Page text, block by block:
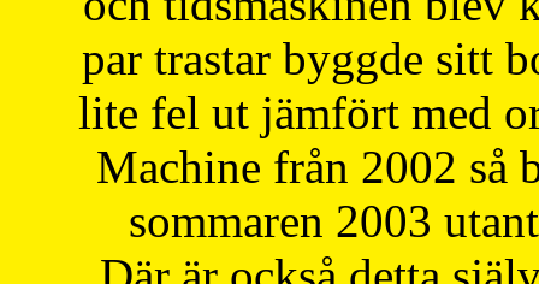
par trastar byggde sitt
lite fel ut jämfört med
Machine från 2002 så
sommaren 2003